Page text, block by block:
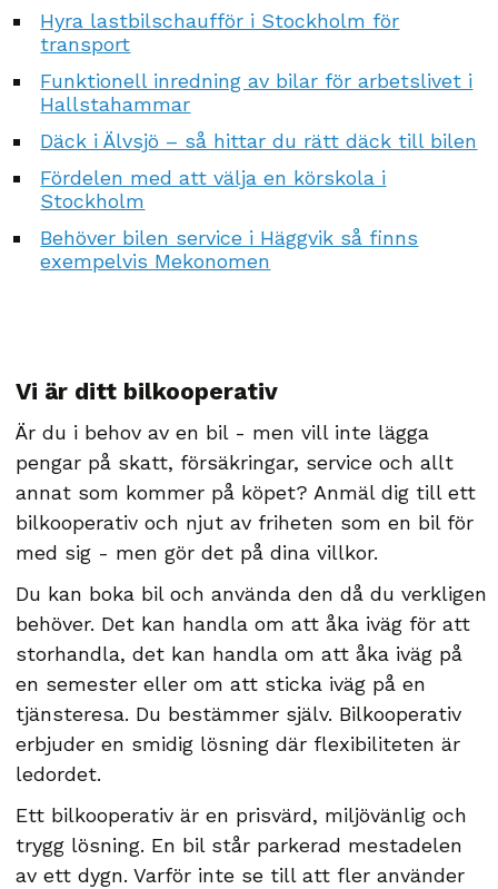
Hyra lastbilschaufför i Stockholm för
transport
Funktionell inredning av bilar för arbetslivet i
Hallstahammar
Däck i Älvsjö – så hittar du rätt däck till bilen
Fördelen med att välja en körskola i
Stockholm
Behöver bilen service i Häggvik så finns
exempelvis Mekonomen
Vi är ditt bilkooperativ
Är du i behov av en bil - men vill inte lägga
pengar på skatt, försäkringar, service och allt
annat som kommer på köpet? Anmäl dig till ett
bilkooperativ och njut av friheten som en bil för
med sig - men gör det på dina villkor.
Du kan boka bil och använda den då du verkligen
behöver. Det kan handla om att åka iväg för att
storhandla, det kan handla om att åka iväg på
en semester eller om att sticka iväg på en
tjänsteresa. Du bestämmer själv. Bilkooperativ
erbjuder en smidig lösning där flexibiliteten är
ledordet.
Ett bilkooperativ är en prisvärd, miljövänlig och
trygg lösning. En bil står parkerad mestadelen
av ett dygn. Varför inte se till att fler använder